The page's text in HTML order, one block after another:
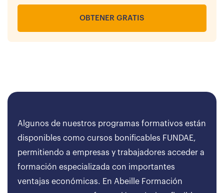
OBTENER GRATIS
Algunos de nuestros programas formativos están
disponibles como cursos bonificables FUNDAE,
permitiendo a empresas y trabajadores acceder a
formación especializada con importantes
ventajas económicas. En Abeille Formación